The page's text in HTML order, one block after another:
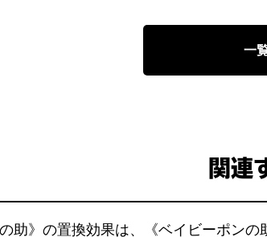
一
関連
の助》の置換効果は、《ベイビーポンの